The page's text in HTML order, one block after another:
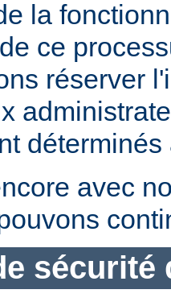
la
ce
réserver
avec
sécurité